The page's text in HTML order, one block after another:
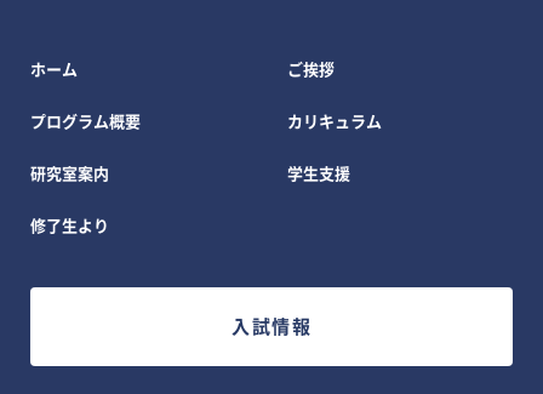
ホーム ご挨拶
プログラム概要 カリキュラム
研究室案内 学生支援
修了生より
入試情報